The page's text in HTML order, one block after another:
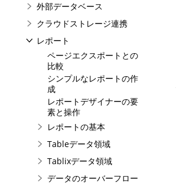
外部データベース
クラウドストレージ連携
レポート
ページエクスポートとの
比較
シンプルなレポートの作
成
レポートデザイナーの要
素と操作
レポートの基本
Tableデータ領域
Tablixデータ領域
データのオーバーフロー